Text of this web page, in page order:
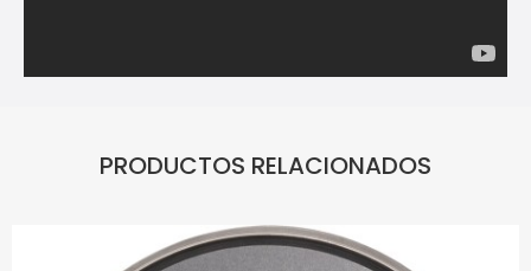
PRODUCTOS RELACIONADOS